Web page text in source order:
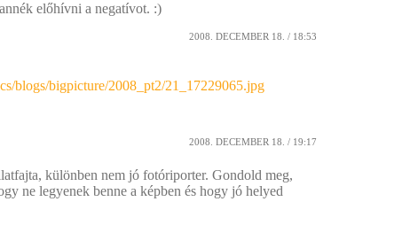
előhívni a negatívot. :)
2008. DECEMBER 18. / 18:53
blogs/bigpicture/2008_pt2/21_17229065.jpg
2008. DECEMBER 18. / 19:17
különben nem jó fotóriporter. Gondold meg,
ne legyenek benne a képben és hogy jó helyed